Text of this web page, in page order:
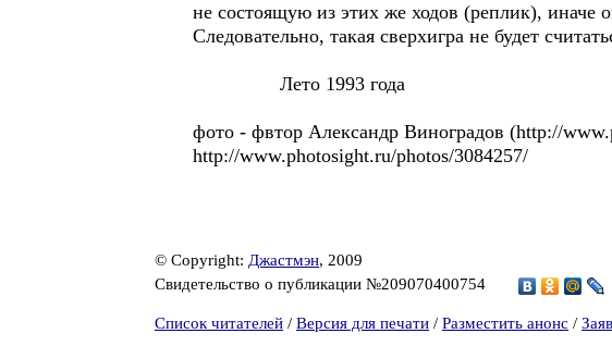
не состоящую из этих же ходов (реплик), иначе
Следовательно, такая сверхигра не будет
Лето 1993 года
фото - фвтор Александр Виноградов (http://
http://www.photosight.ru/photos/3084257/
© Copyright: Джастмэн, 2009
Свидетельство о публикации №209070400754
Список читателей / Версия для печати / Разместить анонс /